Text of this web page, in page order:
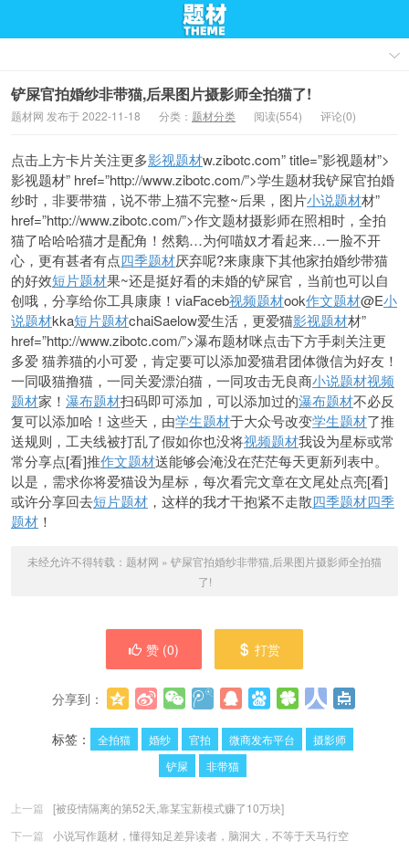
铲屎官拍婚纱非带猫,后果图片摄影师全拍猫了!
题材网 发布于 2022-11-18 分类： 题材分类 阅读(554) 评论(0)
点击上方卡片关注更多影视题材w.zibotc.com” title=”影视题材”>
影视题材” href=”http://www.zibotc.com/”>学生题材我铲屎官拍婚
纱时，非要带猫，说不带上猫不完整~后果，图片小说题材材”
href=”http://www.zibotc.com/”>作文题材摄影师在照相时，全拍
猫了哈哈哈猫才是配角！然鹅…为何喵奴才看起来…一脸不开
心，更有甚者有点四季题材厌弃呢?来康康下其他家拍婚纱带猫
的好效短片题材果~还是挺好看的未婚的铲屎官，当前也可以自
创哦，分享给你工具康康！viaFaceb视频题材ook作文题材@E小
说题材kka短片题材chaiSaelow爱生活，更爱猫影视题材材”
href=”http://www.zibotc.com/”>瀑布题材咪点击下方手刺关注更
多爱 猫养猫的小可爱，肯定要可以添加爱猫君团体微信为好友！
一同吸猫撸猫，一同关爱漂泊猫，一同攻击无良商小说题材视频
题材家！ 瀑布题材扫码即可添加，可以添加过的瀑布题材不必反
复可以添加哈！这些天，由学生题材于大众号改变学生题材了推
送规则，工夫线被打乱了假如你也没将视频题材我设为星标或常
常分享点[看]推作文题材送能够会淹没在茫茫每天更新列表中。
以是，需求你将爱猫设为星标，每次看完文章在文尾处点亮[看]
或许分享回去短片题材 ，这样的我才干抱紧不走散四季题材四季
题材 ！
未经允许不得转载： 题材网 » 铲屎官拍婚纱非带猫,后果图片摄影师全拍猫
了!
赞 (0) 打赏
分享到：
标签：
全拍猫 婚纱 官拍 微商发布平台
摄影师
铲屎
非带猫
上一篇
[被疫情隔离的第52天,靠某宝新模式赚了10万块]
下一篇
小说写作题材，懂得知足差异读者，脑洞大，不等于天马行空